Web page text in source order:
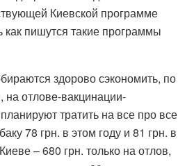
Киевской программе
как пишутся такие программы
здорово сэкономить, по
отлове-вакцинации-
тратить на все про все
78 грн. в этом году и 81 грн. в
– 680 грн. только на отлов,